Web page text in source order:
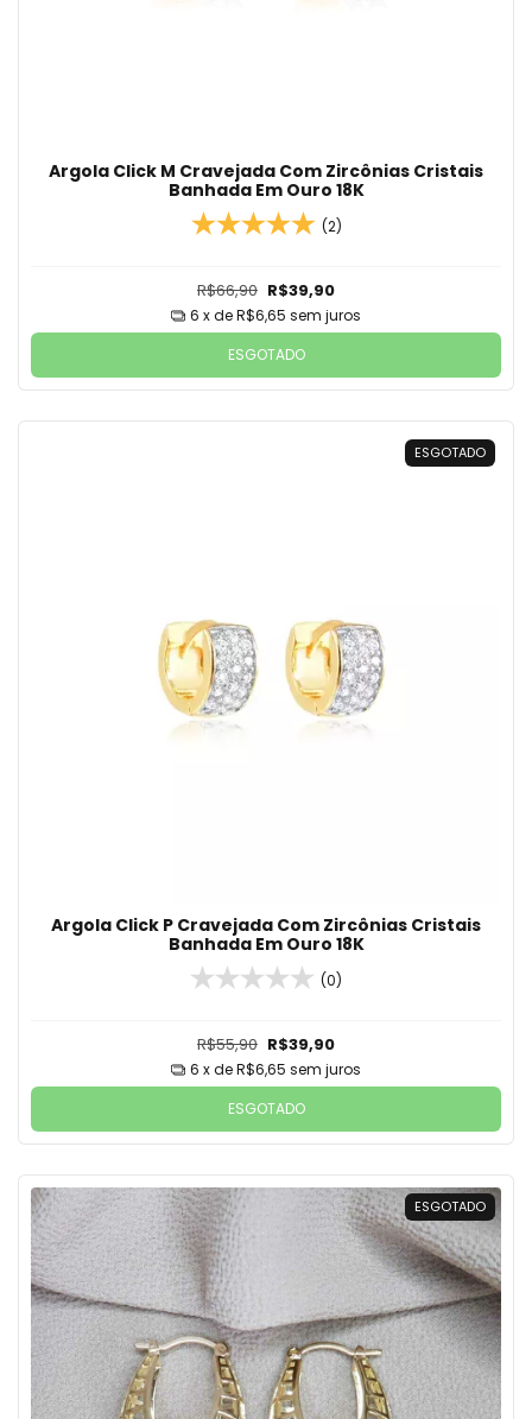
Argola Click M Cravejada Com Zircônias Cristais
Banhada Em Ouro 18K
(2)
R$66,90 R$39,90
6 x deR$6,65 sem juros
ESGOTADO
ESGOTADO
Argola Click P Cravejada Com Zircônias Cristais
Banhada Em Ouro 18K
(0)
R$55,90 R$39,90
6 x deR$6,65 sem juros
ESGOTADO
ESGOTADO